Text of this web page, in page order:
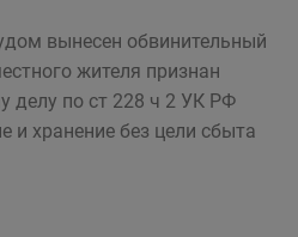
вынесен обвинительный
жителя признан
делу по ст 228 ч 2 УК РФ
и хранение без цели сбыта